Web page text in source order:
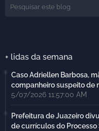
+ lidas da semana
Caso Adriellen Barbosa,
companheiro suspeito de
5/07/2026 11:57:00 AM
Prefeitura de Juazeiro
de currículos do Processo